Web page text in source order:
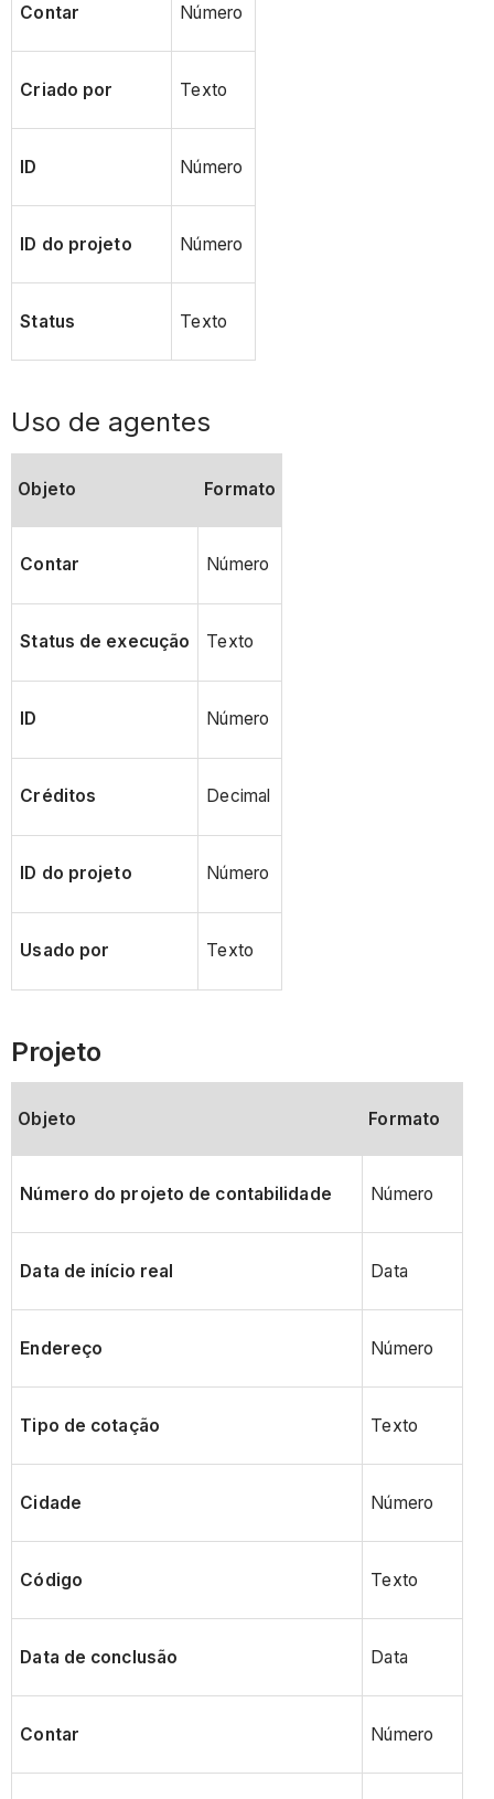
Contar Número
Criado por Texto
ID Número
ID do projeto Número
Status Texto
Uso de agentes
Objeto Formato
Contar Número
Status de execução Texto
ID Número
Créditos Decimal
ID do projeto Número
Usado por Texto
Projeto
Objeto Formato
Número do projeto de contabilidade Número
Data de início real Data
Endereço Número
Tipo de cotação Texto
Cidade Número
Código Texto
Data de conclusão Data
Contar Número